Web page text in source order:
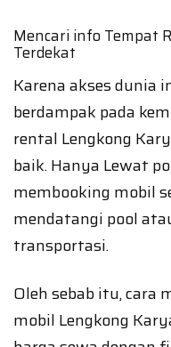
Mencari info Tempat
Terdekat
Karena akses dunia
berdampak pada
rental Lengkong
baik. Hanya Lewat
membooking mobil
mendatangi pool
transportasi.
Oleh sebab itu, cara
mobil Lengkong